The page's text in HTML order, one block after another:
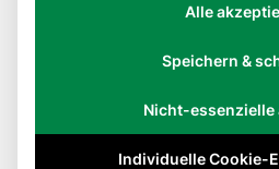
Alle
Speichern &
Nicht-essenzielle
Individuelle Cookie-